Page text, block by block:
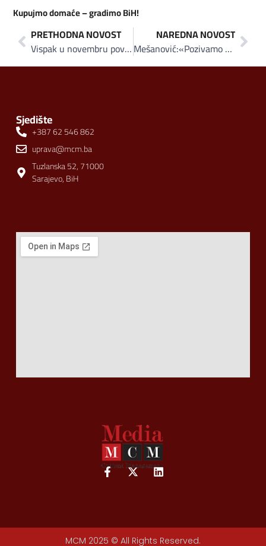
Kupujmo domaće – gradimo BiH!
PRETHODNA NOVOST
Vispak u novembru povećao prodaju čaja za preko 100% u odnosu na isti mjesec lani
NAREDNA NOVOST
Mešanović:«Pozivamo sve one koji žele učestovati u ovom prije svega hairli i društveno – odgovornom projektu da nam se pridruže«
Sjedište
+387 62 546 862
uprava@mcm.ba
Tuzlanska 52, 71000
Sarajevo, BiH
MCM 2025 © All Rights Reserved.